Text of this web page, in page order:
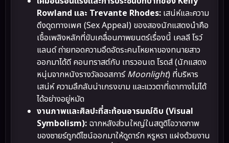
Rowland และ Trevante Rhodes: เสน่ห์และความ
ดึงดูดทางเพศ (Sex Appeal) ของสองนักแสดงนำคือ
เชื้อเพลิงหลักที่ขับเคลื่อนภาพยนตร์เรื่องนี้ เคลลี โรว์
แลนด์ ถ่ายทอดความอึดอัดระคนโหยหาของทนายสาว
ออกมาได้ดี คอนทราสต์กับ เทรวอนเต โรดส์ (นักแสดง
หนุ่มจากหนังรางวัลออสการ์Moonlight) ที่บริหาร
เสน่ห์ ความลึกลับน่าเกรงขาม และแววตาที่เดาทางไม่ได้
ได้อย่างอยู่หมัด
งานภาพและศิลปะที่สะท้อนอารมณ์ดิบ (Visual
Symbolism): ฉากหลังส่วนใหญ่ในสตูดิโอวาดภาพ
ของซายร์ถูกดีไซน์ออกมาให้ดูดาร์ก หรูหรา แฝงด้วยงาน